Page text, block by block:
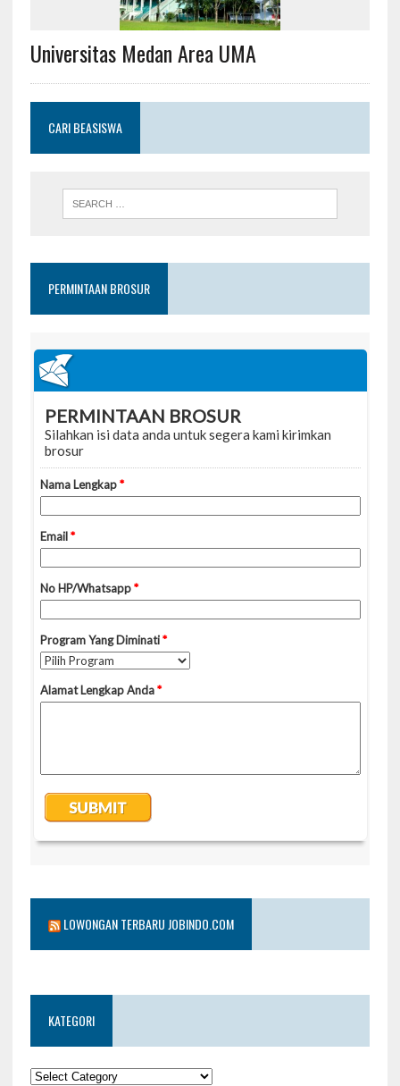
Universitas Medan Area UMA
CARI BEASISWA
PERMINTAAN BROSUR
LOWONGAN TERBARU JOBINDO.COM
KATEGORI
KATEGORI